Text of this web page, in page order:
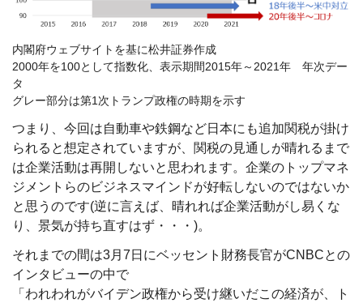
内閣府ウェブサイトを基に松井証券作成
2000年を100として指数化、表示期間2015年～2021年 年次デー
タ
グレー部分は第1次トランプ政権の時期を示す
つまり、今回は自動車や鉄鋼など日本にも追加関税が掛け
られると想定されていますが、関税の見通しが晴れるまで
は企業活動は再開しないと思われます。企業のトップマネ
ジメントらのビジネスマインドが好転しないのではないか
と思うのです(逆に言えば、晴れれば企業活動がし易くな
り、景気が持ち直すはず・・・)。
それまでの間は3月7日にベッセント財務長官がCNBCとの
インタビューの中で
「われわれがバイデン政権から受け継いだこの経済が、ト